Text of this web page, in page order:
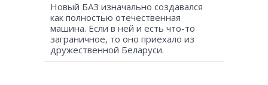
Новый БАЗ изначально создавался
как полностью отечественная
машина. Если в ней и есть что-то
заграничное, то оно приехало из
дружественной Беларуси.